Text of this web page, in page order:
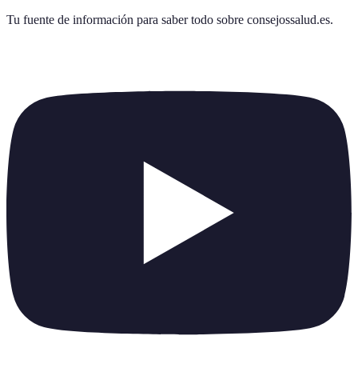
Tu fuente de información para saber todo sobre consejossalud.es.